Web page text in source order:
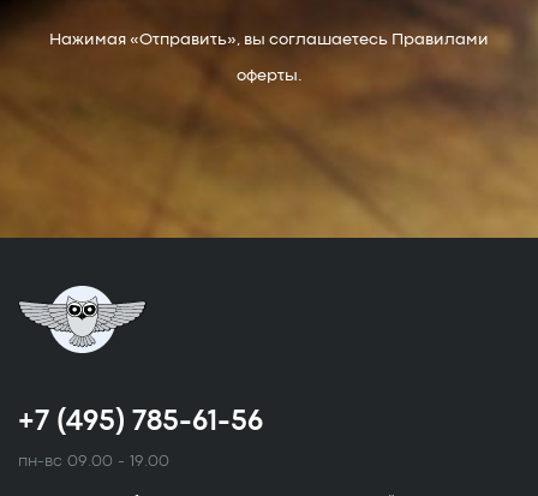
Нажимая «Отправить», вы соглашаетесь Правилами
оферты.
+7 (495) 785-61-56
пн-вс 09.00 - 19.00